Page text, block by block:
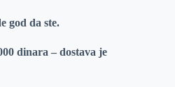
god da ste.
dinara – dostava je